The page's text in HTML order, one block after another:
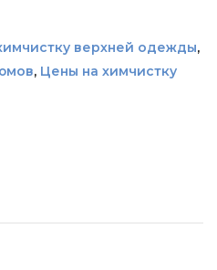
верхней одежды,
, Цены на химчистку